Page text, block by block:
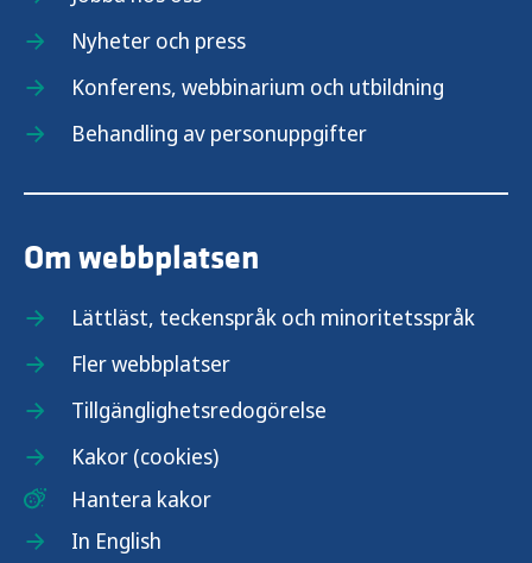
Nyheter och press
Konferens, webbinarium och utbildning
Behandling av personuppgifter
Om webbplatsen
Lättläst, teckenspråk och minoritetsspråk
Fler webbplatser
Tillgänglighetsredogörelse
Kakor (cookies)
Hantera kakor
In English